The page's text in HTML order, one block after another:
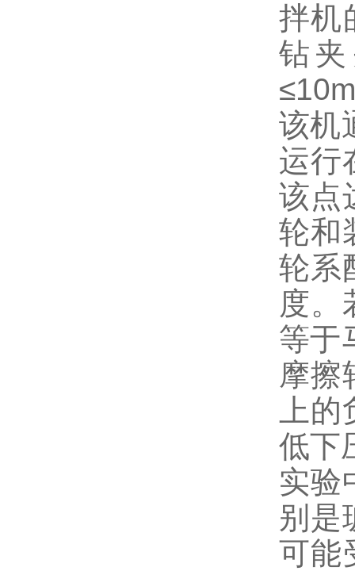
拌机
钻
该机
运行
该点
轮和
轮系
度。
等于
摩擦
上
低下
实验
别是
可能